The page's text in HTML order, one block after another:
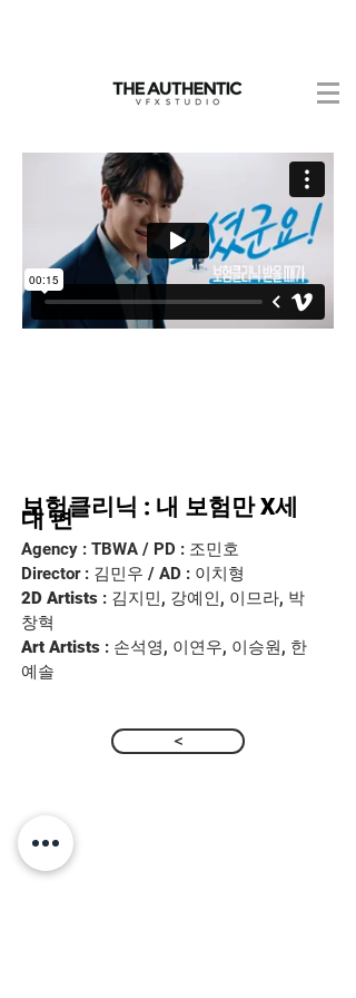
보험클리닉 : 내 보험만 X세
대 편
Agency : TBWA / PD : 조민호
Director : 김민우 / AD : 이치형
2D Artists : 김지민, 강예인, 이므라, 박
창혁
Art Artists : 손석영, 이연우, 이승원, 한
예솔
>